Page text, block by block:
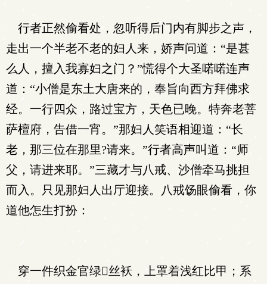
行者正然偷看处，忽听得后门内有脚步之声，
走出一个半老不老的妇人来，娇声问道：“是甚
么人，擅入我寡妇之门？”慌得个大圣喏喏连声
道：“小僧是东土大唐来的，奉旨向西方拜佛求
经。一行四众，路过宝方，天色已晚。特奔老菩
萨檀府，告借一宵。”那妇人笑语相迎道：“长
老，那三位在那里?请来。”行者高声叫道：“师
父，请进来耶。”三藏才与八戒、沙僧牵马挑担
而入。只见那妇人出厅迎接。八戒饧眼偷看，你
道他怎生打扮：
穿一件织金官绿丝袄，上罩着浅红比甲；系